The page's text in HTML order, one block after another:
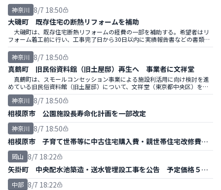
石垣の保存方針などについて議論を交わした。
神奈川 8/7 18:50
大磯町 既存住宅の断熱リフォームを補助
大磯町は、既存住宅断熱リフォームの経費の一部を補助する。希望者はリ
フォーム着工前に行い、工事完了日から30日以内に実績報告書などの書類を
提出する。
神奈川 8/7 18:50
真鶴町 旧民俗資料館（旧土屋邸）再生へ 事業者に文祥堂
真鶴町は、スモールコンセッション事業による施設利活用に向け検討を進
めている旧民俗資料館（旧土屋邸）について、文祥堂（東京都中央区）を優
先交渉権者に選定、基本協定書を締結した。
神奈川 8/7 18:50
相模原市 公園施設長寿命化計画を一部改定
神奈川 8/7 18:50
相模原市 子育て世帯等に中古住宅購入費・親世帯住宅改修費補
助
岡山 8/7 18:22
矢掛町 中央配水池築造・送水管埋設工事を公告 予定価格５億
円
中部 8/7 18:22